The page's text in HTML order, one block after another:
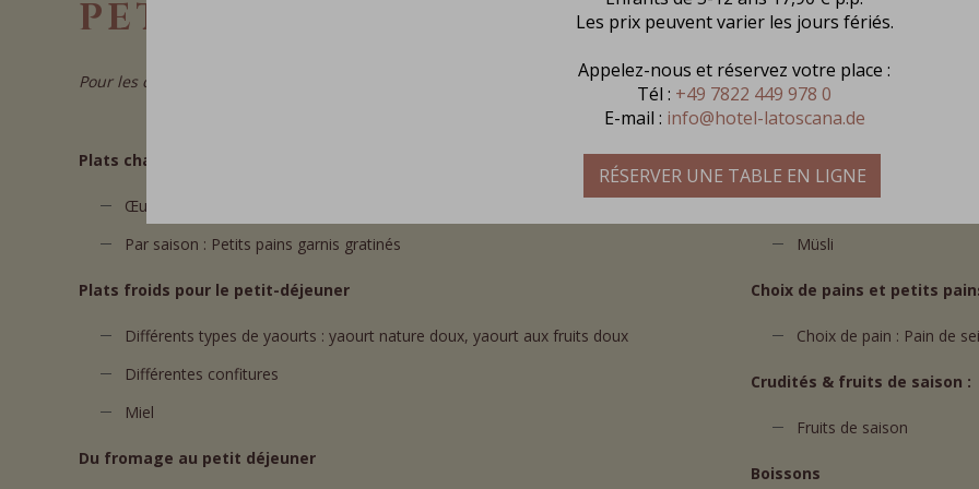
Les prix peuvent varier les jours fériés.
Appelez-nous et réservez votre place :
Tél : +49 7822 449 978 0
E-mail : info@hotel-latoscana.de
RÉSERVER UNE TABLE EN LIGNE
PETIT DÉJEUNER TOUS LES JOURS : 7 -
Pour les clients de l'hôtel, le petit-déjeuner est compris dans le prix de la chambre.
Plats chauds pour le petit-déjeuner
Œufs brouillés ou au plat - fraîchement préparés par notre équipe de cuisine
Par saison : Petits pains garnis gratinés
Plats froids pour le petit-déjeuner
Différents types de yaourts : yaourt nature doux, yaourt aux fruits doux
Différentes confitures
Miel
Du fromage au petit déjeuner
Céréales et cornflakes
Müsli
Choix de pains et petits
Choix de pain : Pain de
Crudités & fruits de saison :
Fruits de saison
Boissons